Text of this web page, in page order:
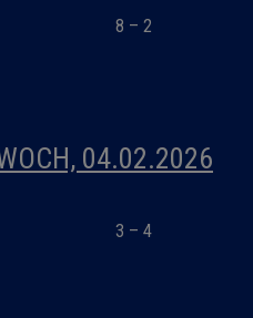
8 – 2
04.02.2026
3 – 4